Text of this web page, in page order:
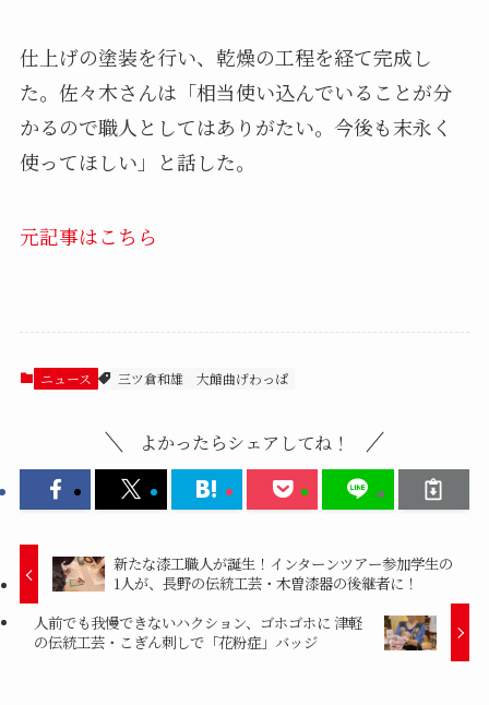
仕上げの塗装を行い、乾燥の工程を経て完成し
た。佐々木さんは「相当使い込んでいることが分
かるので職人としてはありがたい。今後も末永く
使ってほしい」と話した。
元記事はこちら
ニュース 三ツ倉和雄 大館曲げわっぱ
よかったらシェアしてね！
新たな漆工職人が誕生！インターンツアー参加学生の
1人が、長野の伝統工芸・木曽漆器の後継者に！
人前でも我慢できないハクション、ゴホゴホに 津軽
の伝統工芸・こぎん刺しで「花粉症」バッジ